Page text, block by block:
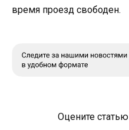
время проезд свободен.
Оцените статью